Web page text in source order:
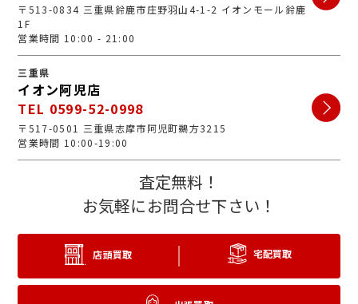
〒513-0834 三重県鈴鹿市庄野羽山4-1-2 イオンモール鈴鹿
1F
営業時間 10:00 - 21:00
三重県
イオン阿児店
TEL 0599-52-0998
〒517-0501 三重県志摩市阿児町鵜方3215
営業時間 10:00-19:00
査定無料！
お気軽にお問合せ下さい！
店頭買取 宅配買取